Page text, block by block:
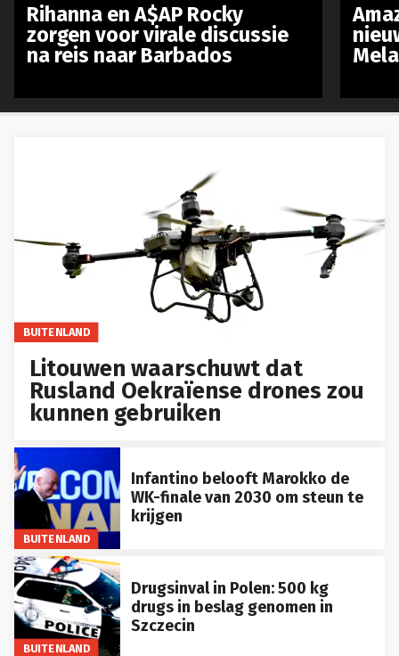
BUITENLAND
Litouwen waarschuwt dat
Rusland Oekraïense drones zou
kunnen gebruiken
BUITENLAND
Infantino belooft Marokko de
WK-finale van 2030 om steun te
krijgen
BUITENLAND
Drugsinval in Polen: 500 kg
drugs in beslag genomen in
Szczecin
Rihanna en A$AP Rocky
zorgen voor virale discussie
na reis naar Barbados